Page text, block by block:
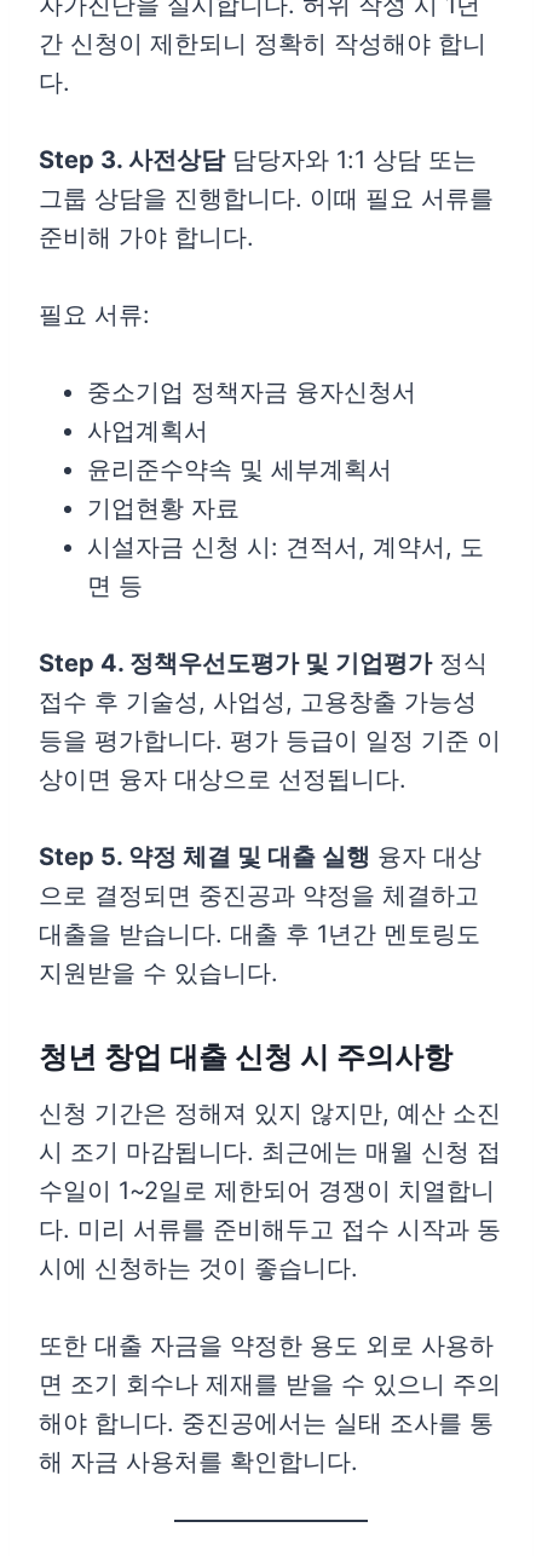
간 신청이 제한되니 정확히 작성해야 합니
다.
Step 3. 사전상담담당자와 1:1 상담 또는
그룹 상담을 진행합니다. 이때 필요 서류를
준비해 가야 합니다.
필요 서류:
중소기업 정책자금 융자신청서
사업계획서
윤리준수약속 및 세부계획서
기업현황 자료
시설자금 신청 시: 견적서, 계약서, 도
면 등
Step 4. 정책우선도평가 및 기업평가정식
접수 후 기술성, 사업성, 고용창출 가능성
등을 평가합니다. 평가 등급이 일정 기준 이
상이면 융자 대상으로 선정됩니다.
Step 5. 약정 체결 및 대출 실행 융자 대상
으로 결정되면 중진공과 약정을 체결하고
대출을 받습니다. 대출 후 1년간 멘토링도
지원받을 수 있습니다.
청년 창업 대출 신청 시 주의사항
신청 기간은 정해져 있지 않지만, 예산 소진
시 조기 마감됩니다. 최근에는 매월 신청 접
수일이 1~2일로 제한되어 경쟁이 치열합니
다. 미리 서류를 준비해두고 접수 시작과 동
시에 신청하는 것이 좋습니다.
또한 대출 자금을 약정한 용도 외로 사용하
면 조기 회수나 제재를 받을 수 있으니 주의
해야 합니다. 중진공에서는 실태 조사를 통
해 자금 사용처를 확인합니다.